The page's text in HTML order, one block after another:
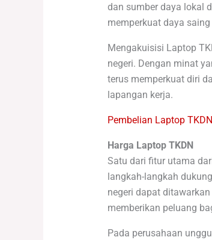
dan sumber daya lokal
memperkuat daya
Mengakuisisi Laptop
negeri. Dengan minat
terus memperkuat diri
lapangan kerja.
Pembelian Laptop
Harga Laptop TKDN
Satu dari fitur utama
langkah-langkah
negeri dapat
memberikan peluang
Pada perusahaan